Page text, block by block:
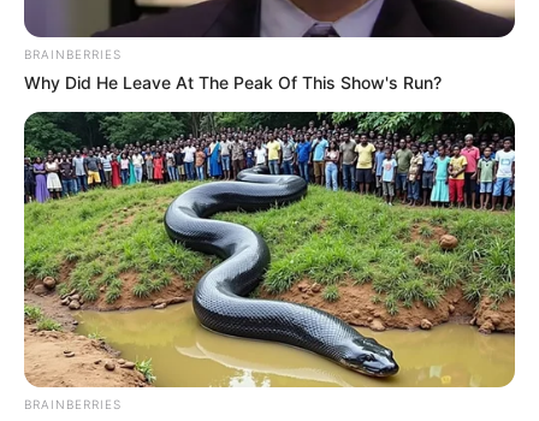
Suministrada
Accidente vial se registró al parecer por exceder los
límites de velocidad y no respetar el carril.
Por:Laura Perilla Ramírez
Octubre 11, 2021
BRAINBERRIES
Why Did He Leave At The Peak Of This Show's Run?
BRAINBERRIES